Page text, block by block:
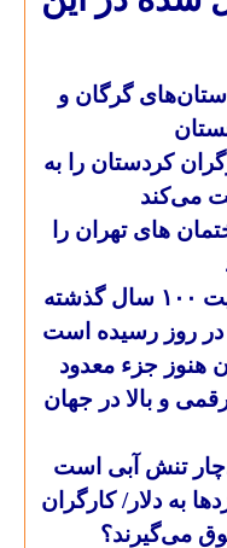
گرگان و
کردستان را به
می‌کند
های تهران را
هنوز جزء معدود
و بالا در جهان
به دلار/ کارگران